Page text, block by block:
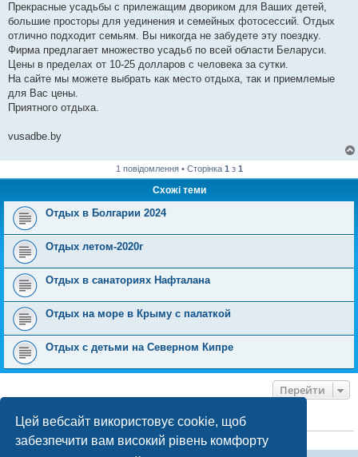
Цей вебсайт використовує cookie, щоб
забезпечити вам високий рівень комфорту
л
е
н
я
Прекрасные усадьбы с прилежащим двориком для Ваших детей,
большие просторы для уединения и семейных фотосессий. Отдых
отлично подходит семьям. Вы никогда не забудете эту поездку.
Фирма предлагает множество усадьб по всей области Беларуси.
Цены в пределах от 10-25 долларов с человека за сутки.
На сайте мы можете выбрать как место отдыха, так и приемлемые
для Вас цены.
Приятного отдыха.
vusadbe.by
1 повідомлення • Сторінка 1 з 1
Схожі теми
Отдых в Болгарии 2024
Отдых летом-2020г
Отдых в санаториях Нафталана
Отдых на море в Крыму с палаткой
Отдых с детьми на Северном Кипре
Перейти
ХТО ЗАРАЗ ОНЛАЙН
Зараз переглядають цей форум:ClaudeBot [бот ШІ]і 0 гостей